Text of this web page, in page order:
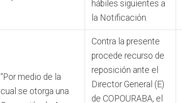
hábiles siguientes a
la Notificación.
“Por medio de la
cual se otorga una
Contra la presente
procede recurso de
reposición ante el
Director General (E)
de COPOURABA, el